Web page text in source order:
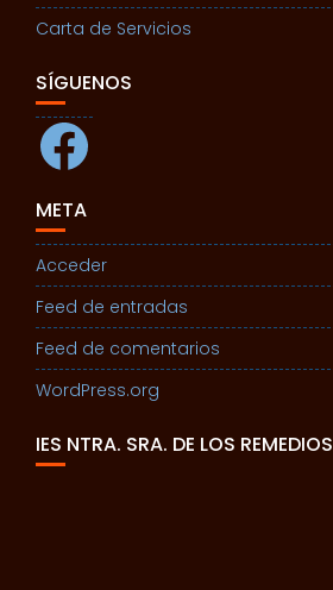
Carta de Servicios
SÍGUENOS
Facebook
META
Acceder
Feed de entradas
Feed de comentarios
WordPress.org
IES NTRA. SRA. DE LOS REMEDIOS